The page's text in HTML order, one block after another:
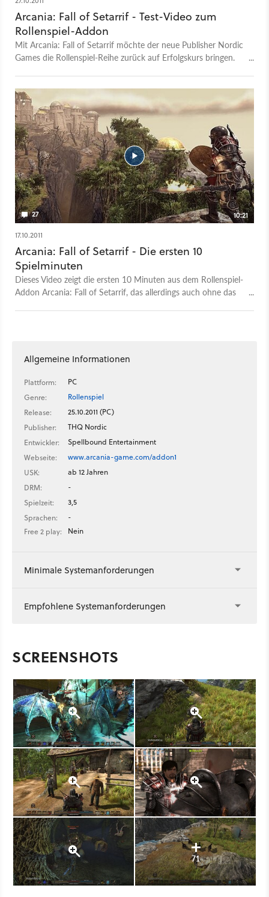
Arcania: Fall of Setarrif - Test-Video zum
Rollenspiel-Addon
Mit Arcania: Fall of Setarrif möchte der neue Publisher Nordic
Games die Rollenspiel-Reihe zurück auf Erfolgskurs bringen.
27
10:21
17.10.2011
Arcania: Fall of Setarrif - Die ersten 10
Spielminuten
Dieses Video zeigt die ersten 10 Minuten aus dem Rollenspiel-
Addon Arcania: Fall of Setarrif, das allerdings auch ohne das
Allgemeine Informationen
Plattform:
PC
Genre:
Rollenspiel
Release:
25.10.2011 (PC)
Publisher:
THQ Nordic
Entwickler:
Spellbound Entertainment
Webseite:
www.arcania-game.com/addon1
USK:
ab 12 Jahren
DRM:
-
Spielzeit:
3,5
Sprachen:
-
Free 2 play:
Nein
Minimale Systemanforderungen
Empfohlene Systemanforderungen
SCREENSHOTS
71